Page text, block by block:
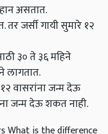
असतात.
जर्सी गायी सुमारे १२
३० ते ३६ महिने
लागतात.
वासरांना जन्म देऊ
जन्म देऊ शकत नाही.